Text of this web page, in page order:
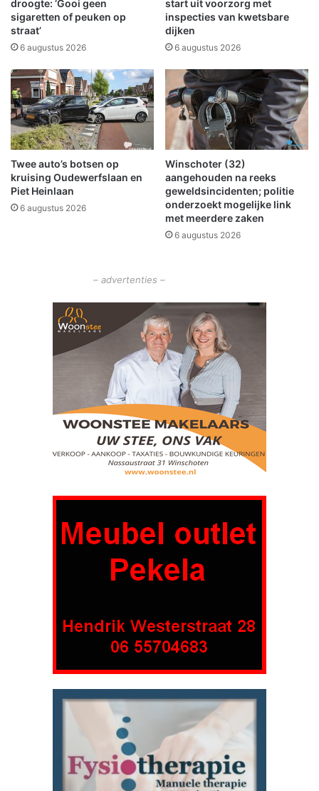
o
p
g
a
d
h
e
i
d
a
m
b
n
a
a
r
H
e
m
a
v
a
droogte: ‘Gooi geen
sigaretten of peuken op
straat’
6 augustus 2026
start uit voorzorg met
inspecties van kwetsbare
dijken
6 augustus 2026
Twee auto’s botsen op
kruising Oudewerfslaan en
Piet Heinlaan
6 augustus 2026
Winschoter (32)
aangehouden na reeks
geweldsincidenten; politie
onderzoekt mogelijke link
met meerdere zaken
6 augustus 2026
– advertenties –